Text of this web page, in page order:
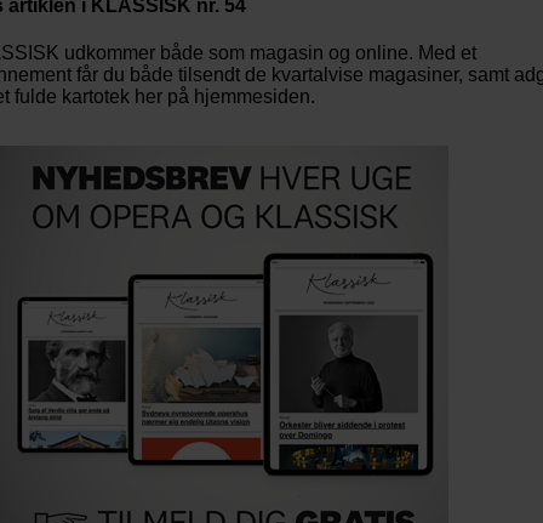
i KLASSISK nr. 54
udkommer både som magasin og online. Med et
får du både tilsendt de kvartalvise magasiner, samt
fulde kartotek her på hjemmesiden.